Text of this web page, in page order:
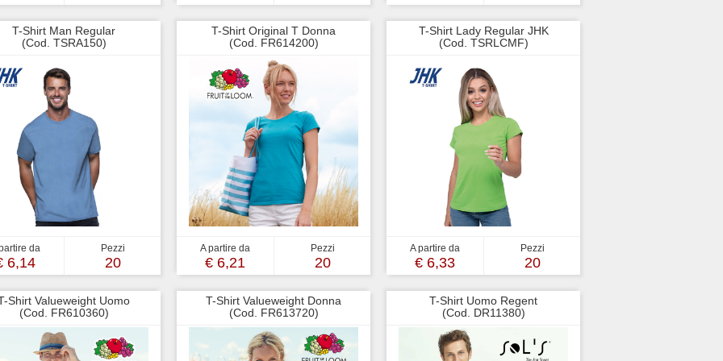
T-Shirt Man Regular
(Cod. TSRA150)
da
6,14
Pezzi
20
T-Shirt Original T Donna
(Cod. FR614200)
A partire da
€ 6,21
Pezzi
20
T-Shirt Lady Regular JHK
(Cod. TSRLCMF)
A partire da
€ 6,33
Pezzi
20
Shirt Valueweight Uomo
(Cod. FR610360)
T-Shirt Valueweight Donna
(Cod. FR613720)
T-Shirt Uomo Regent
(Cod. DR11380)